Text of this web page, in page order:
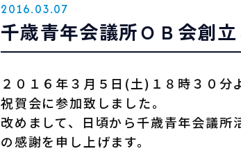
2016.03.07
千歳青年会議所ＯＢ会創
２０１６年３月５日(土)１８時３０分
祝賀会に参加致しました。
改めまして、日頃から千歳青年会議
の感謝を申し上げます。